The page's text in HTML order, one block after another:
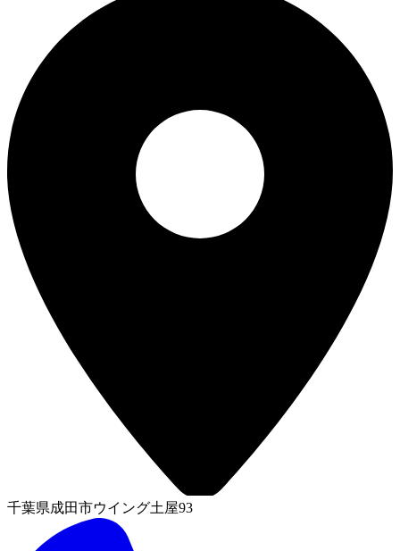
千葉県成田市ウイング土屋93